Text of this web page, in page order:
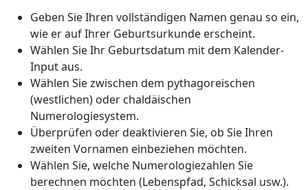
Geben Sie Ihren vollständigen Namen genau so ein,
wie er auf Ihrer Geburtsurkunde erscheint.
Wählen Sie Ihr Geburtsdatum mit dem Kalender-
Input aus.
Wählen Sie zwischen dem pythagoreischen
(westlichen) oder chaldäischen
Numerologiesystem.
Überprüfen oder deaktivieren Sie, ob Sie Ihren
zweiten Vornamen einbeziehen möchten.
Wählen Sie, welche Numerologiezahlen Sie
berechnen möchten (Lebenspfad, Schicksal usw.).